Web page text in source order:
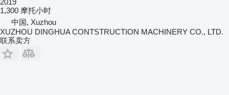
1,300 摩托小时
中国, Xuzhou
XUZHOU DINGHUA CONTSTRUCTION MACHINERY CO., LTD.
联系卖方